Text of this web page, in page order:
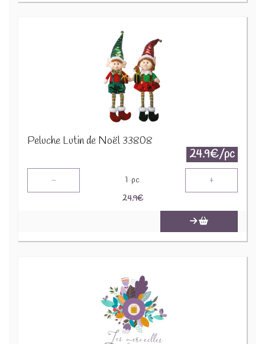
Peluche Lutin de Noël 33808
24.9€/pc
- 1 pc +
24.9€